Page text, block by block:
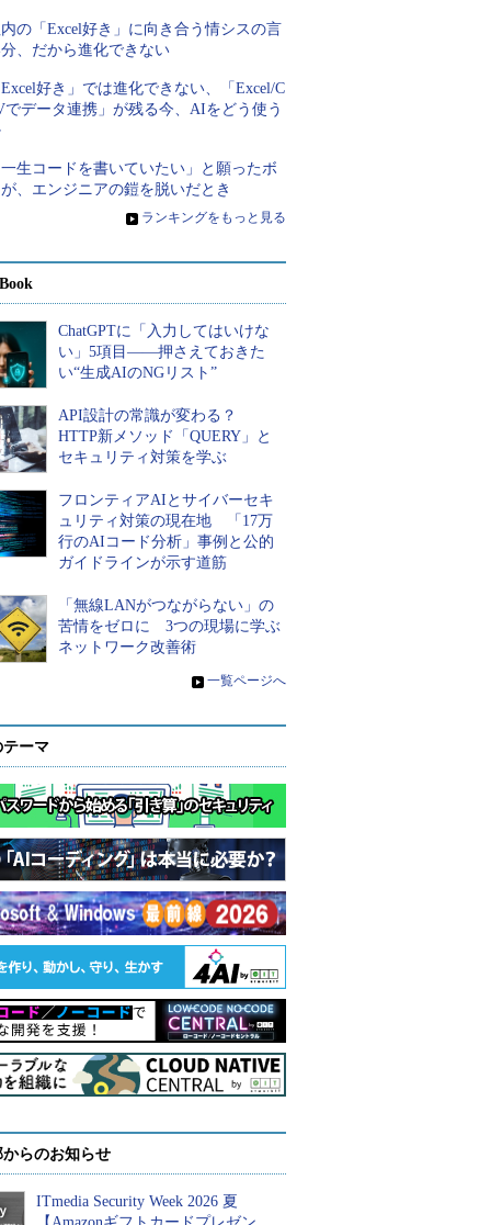
の「Excel好き」に向き合う情シスの言
、だから進化できない
好き」では進化できない、「Excel/C
でデータ連携」が残る今、AIをどう使う
生コードを書いていたい」と願ったボ
、エンジニアの鎧を脱いだとき
» ランキングをもっと見る
ChatGPTに「入力してはいけな
い」5項目――押さえておきた
い“生成AIのNGリスト”
API設計の常識が変わる？
HTTP新メソッド「QUERY」と
セキュリティ対策を学ぶ
フロンティアAIとサイバーセキ
ュリティ対策の現在地 「17万
行のAIコード分析」事例と公的
ガイドラインが示す道筋
「無線LANがつながらない」の
苦情をゼロに 3つの現場に学ぶ
ネットワーク改善術
» 一覧ページへ
ーマ
らのお知らせ
ITmedia Security Week 2026 夏